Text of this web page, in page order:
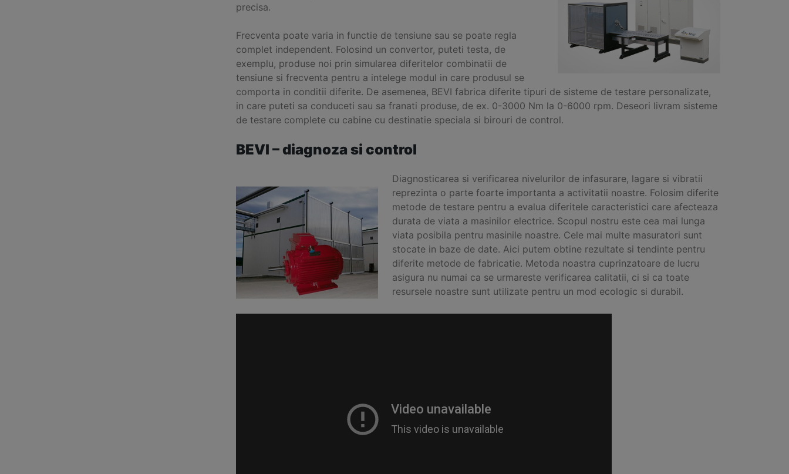
precisa.
Frecventa poate varia in functie de tensiune sau se poate regla
complet independent. Folosind un convertor, puteti testa, de
exemplu, produse noi prin simularea diferitelor combinatii de
tensiune si frecventa pentru a intelege modul in care produsul se
comporta in conditii diferite. De asemenea, BEVI fabrica diferite tipuri de sisteme de testare personalizate,
in care puteti sa conduceti sau sa franati produse, de ex. 0-3000 Nm la 0-6000 rpm. Deseori livram sisteme
de testare complete cu cabine cu destinatie speciala si birouri de control.
BEVI – diagnoza si control
Diagnosticarea si verificarea nivelurilor de infasurare, lagare si vibratii
reprezinta o parte foarte importanta a activitatii noastre. Folosim diferite
metode de testare pentru a evalua diferitele caracteristici care afecteaza
durata de viata a masinilor electrice. Scopul nostru este cea mai lunga
viata posibila pentru masinile noastre. Cele mai multe masuratori sunt
stocate in baze de date. Aici putem obtine rezultate si tendinte pentru
diferite metode de fabricatie. Metoda noastra cuprinzatoare de lucru
asigura nu numai ca se urmareste verificarea calitatii, ci si ca toate
resursele noastre sunt utilizate pentru un mod ecologic si durabil.